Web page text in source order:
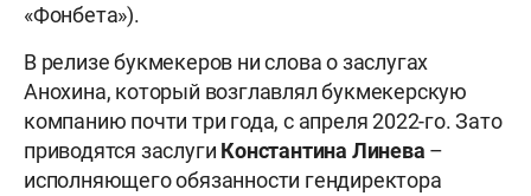
«Фонбета»).
В релизе букмекеров ни слова о заслугах
Анохина, который возглавлял букмекерскую
компанию почти три года, с апреля 2022-го. Зато
приводятся заслуги Константина Линева –
исполняющего обязанности гендиректора